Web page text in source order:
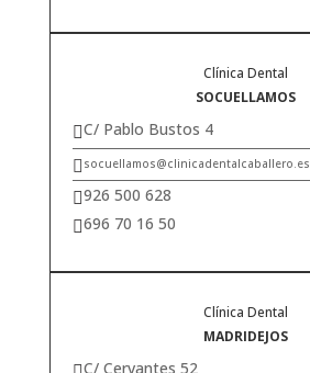
Clínica Dental
SOCUELLAMOS
C/ Pablo Bustos 4
 socuellamos@clinicadentalcaballero.es
926 500 628
696 70 16 50
Clínica Dental
MADRIDEJOS
C/ Cervantes 52